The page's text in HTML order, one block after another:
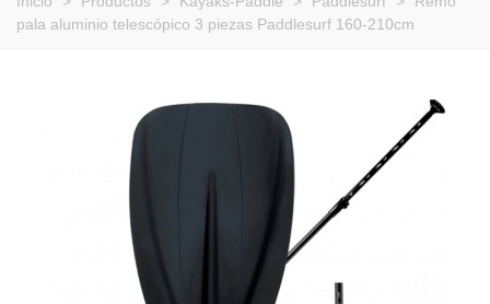
pala aluminio telescópico 3 piezas Paddlesurf 160-210cm